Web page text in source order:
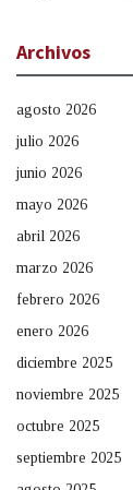
Archivos
agosto 2026
julio 2026
junio 2026
mayo 2026
abril 2026
marzo 2026
febrero 2026
enero 2026
diciembre 2025
noviembre 2025
octubre 2025
septiembre 2025